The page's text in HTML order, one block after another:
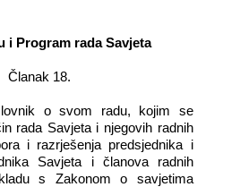
i Program rada Savjeta
Članak 18.
o svom radu, kojim se
rada Savjeta i njegovih radnih
i razrješenja predsjednika i
Savjeta i članova radnih
s Zakonom o savjetima